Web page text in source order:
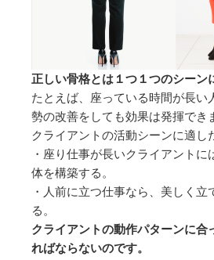
正しい骨格とは１つ１つのシーン
たとえば、座っている時間が長い
勢の改善をしても効果は発揮でき
クライアントの活動シーンに適し
・座り仕事が長いクライアントに
体を構築する。
・人前に立つ仕事なら、美しく立
る。
クライアントの動作パターンに合
ればならないのです。